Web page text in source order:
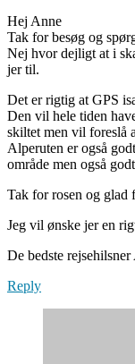
Hej Anne
Tak for besøg og
Nej hvor dejligt at i
jer til.
Det er rigtig at GPS
Den vil hele tiden
skiltet men vil foreslå
Alperuten er også
område men også
Tak for rosen og glad
Jeg vil ønske jer en
De bedste rejsehilsner
Reply